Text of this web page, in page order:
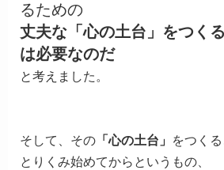
るための
丈夫な「心の土台」 をつく
は必要なのだ
と考えました。
そして、その 「心の土台」
をつく
とりくみ始めてからというもの、